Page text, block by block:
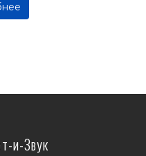
и-Звук